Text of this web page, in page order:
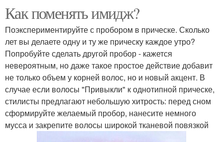
Как поменять имидж?
Поэкспериментируйте с пробором в прическе. Сколько
лет вы делаете одну и ту же прическу каждое утро?
Попробуйте сделать другой пробор - кажется
невероятным, но даже такое простое действие добавит
не только объем у корней волос, но и новый акцент. В
случае если волосы "Привыкли" к однотипной прическе,
стилисты предлагают небольшую хитрость: перед сном
сформируйте желаемый пробор, нанесите немного
мусса и закрепите волосы широкой тканевой повязкой